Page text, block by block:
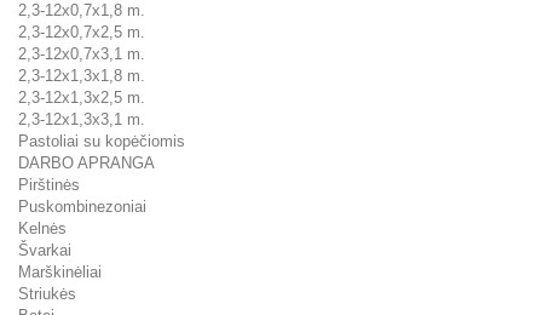
2,3-12x0,7x1,8 m.
2,3-12x0,7x2,5 m.
2,3-12x0,7x3,1 m.
2,3-12x1,3x1,8 m.
2,3-12x1,3x2,5 m.
2,3-12x1,3x3,1 m.
Pastoliai su kopėčiomis
DARBO APRANGA
Pirštinės
Puskombinezoniai
Kelnės
Švarkai
Marškinėliai
Striukės